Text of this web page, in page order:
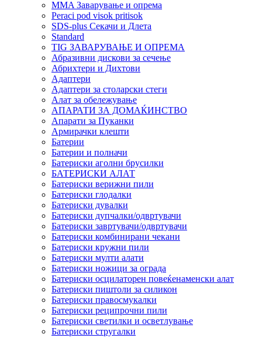
MMA Заварување и опрема
Peraci pod visok pritisok
SDS-plus Секачи и Длета
Standard
TIG ЗАВАРУВАЊЕ И ОПРЕМА
Абразивни дискови за сечење
Абрихтери и Дихтови
Адаптери
Адаптери за столарски стеги
Алат за обележување
АПАРАТИ ЗА ДОМАЌИНСТВО
Апарати за Пуканки
Армирачки клешти
Батерии
Батерии и полначи
Батериски аголни брусилки
БАТЕРИСКИ АЛАТ
Батериски верижни пили
Батериски глодалки
Батериски дувалки
Батериски дупчалки/одвртувачи
Батериски завртувачи/одвртувачи
Батериски комбинирани чекани
Батериски кружни пили
Батериски мулти алати
Батериски ножици за ограда
Батериски осцилаторен повеќенаменски алат
Батериски пиштоли за силикон
Батериски правосмукалки
Батериски реципрочни пили
Батериски светилки и осветлување
Батериски стругалки